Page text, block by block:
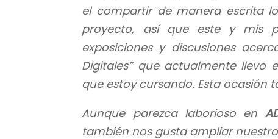
el compartir de manera escrita
proyecto, así que este y mis
exposiciones y discusiones
Digitales” que actualmente llevo
que estoy cursando. Esta ocasión
Aunque parezca laborioso en
también nos gusta ampliar